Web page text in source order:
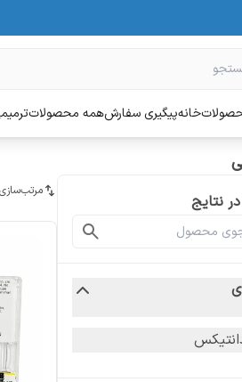
خانهپیگیری سفارشهمه محصولات
نتایج